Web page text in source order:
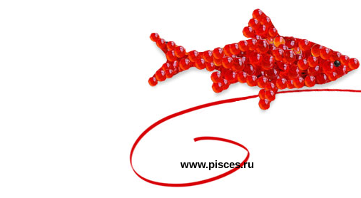
www.pisces.ru